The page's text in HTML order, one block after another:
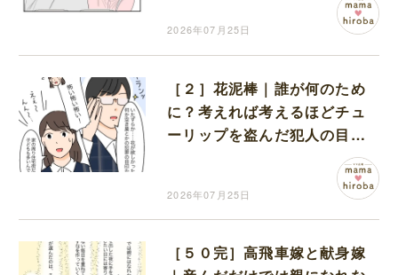
2026年07月25日
［２］花泥棒｜誰が何のため
に？考えれば考えるほどチュ
ーリップを盗んだ犯人の目的
2026年07月25日
［５０完］高飛車嫁と献身嫁